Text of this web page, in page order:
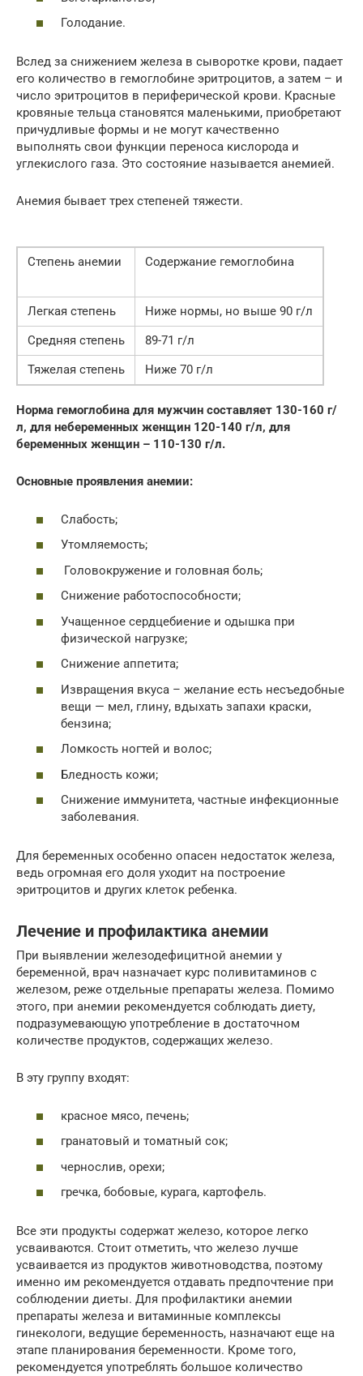
Голодание.
Вслед за снижением железа в сыворотке крови, падает
его количество в гемоглобине эритроцитов, а затем – и
число эритроцитов в периферической крови. Красные
кровяные тельца становятся маленькими, приобретают
причудливые формы и не могут качественно
выполнять свои функции переноса кислорода и
углекислого газа. Это состояние называется анемией.
Анемия бывает трех степеней тяжести.
Степень анемии Содержание гемоглобина
Легкая степень
Ниже нормы, но выше 90 г/л
Средняя степень
89-71 г/л
Тяжелая степень
Ниже 70 г/л
Норма гемоглобина для мужчин составляет 130-160 г/
л, для небеременных женщин 120-140 г/л, для
беременных женщин – 110-130 г/л.
Основные проявления анемии:
Слабость;
Утомляемость;
Головокружение и головная боль;
Снижение работоспособности;
Учащенное сердцебиение и одышка при
физической нагрузке;
Снижение аппетита;
Извращения вкуса – желание есть несъедобные
вещи — мел, глину, вдыхать запахи краски,
бензина;
Ломкость ногтей и волос;
Бледность кожи;
Снижение иммунитета, частные инфекционные
заболевания.
Для беременных особенно опасен недостаток железа,
ведь огромная его доля уходит на построение
эритроцитов и других клеток ребенка.
Лечение и профилактика анемии
При выявлении железодефицитной анемии у
беременной, врач назначает курс поливитаминов с
железом, реже отдельные препараты железа. Помимо
этого, при анемии рекомендуется соблюдать диету,
подразумевающую употребление в достаточном
количестве продуктов, содержащих железо.
В эту группу входят:
красное мясо, печень;
гранатовый и томатный сок;
чернослив, орехи;
гречка, бобовые, курага, картофель.
Все эти продукты содержат железо, которое легко
усваиваются. Стоит отметить, что железо лучше
усваивается из продуктов животноводства, поэтому
именно им рекомендуется отдавать предпочтение при
соблюдении диеты. Для профилактики анемии
препараты железа и витаминные комплексы
гинекологи, ведущие беременность, назначают еще на
этапе планирования беременности. Кроме того,
рекомендуется употреблять большое количество